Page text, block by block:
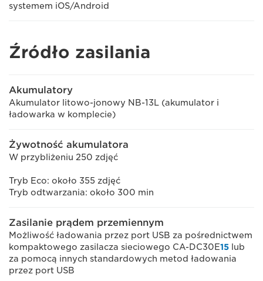
systemem iOS/Android
Źródło zasilania
Akumulatory
Akumulator litowo-jonowy NB-13L (akumulator i
ładowarka w komplecie)
Żywotność akumulatora
W przybliżeniu 250 zdjęć
Tryb Eco: około 355 zdjęć
Tryb odtwarzania: około 300 min
Zasilanie prądem przemiennym
Możliwość ładowania przez port USB za pośrednictwem
kompaktowego zasilacza sieciowego CA-DC30E15 lub
za pomocą innych standardowych metod ładowania
przez port USB